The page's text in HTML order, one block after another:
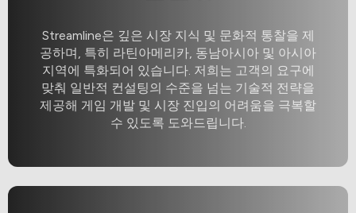
Streamline은 깊은 시장 지식 및 문화적 통찰을 제
공하며, 특히 라틴아메리카, 동남아시아 및 아시아
지역에 특화되어 있습니다. 저희는 고객의 요구에
맞춰 일반적 컨설팅의 수준을 넘는 기술적 전략을
제공해 게임 개발 및 시장 진입의 어려움을 극복할
수 있도록 도와드립니다.